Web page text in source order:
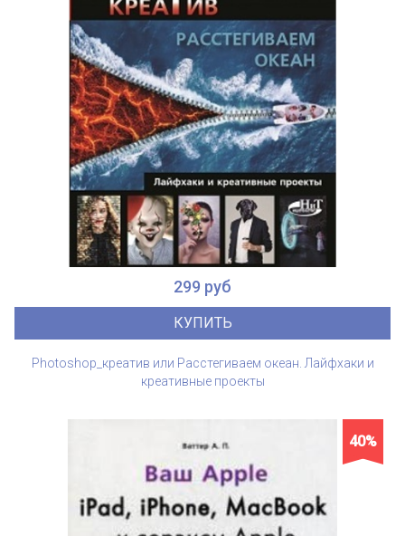
299 руб
КУПИТЬ
Photoshop_креатив или Расстегиваем океан. Лайфхаки и
креативные проекты
40%